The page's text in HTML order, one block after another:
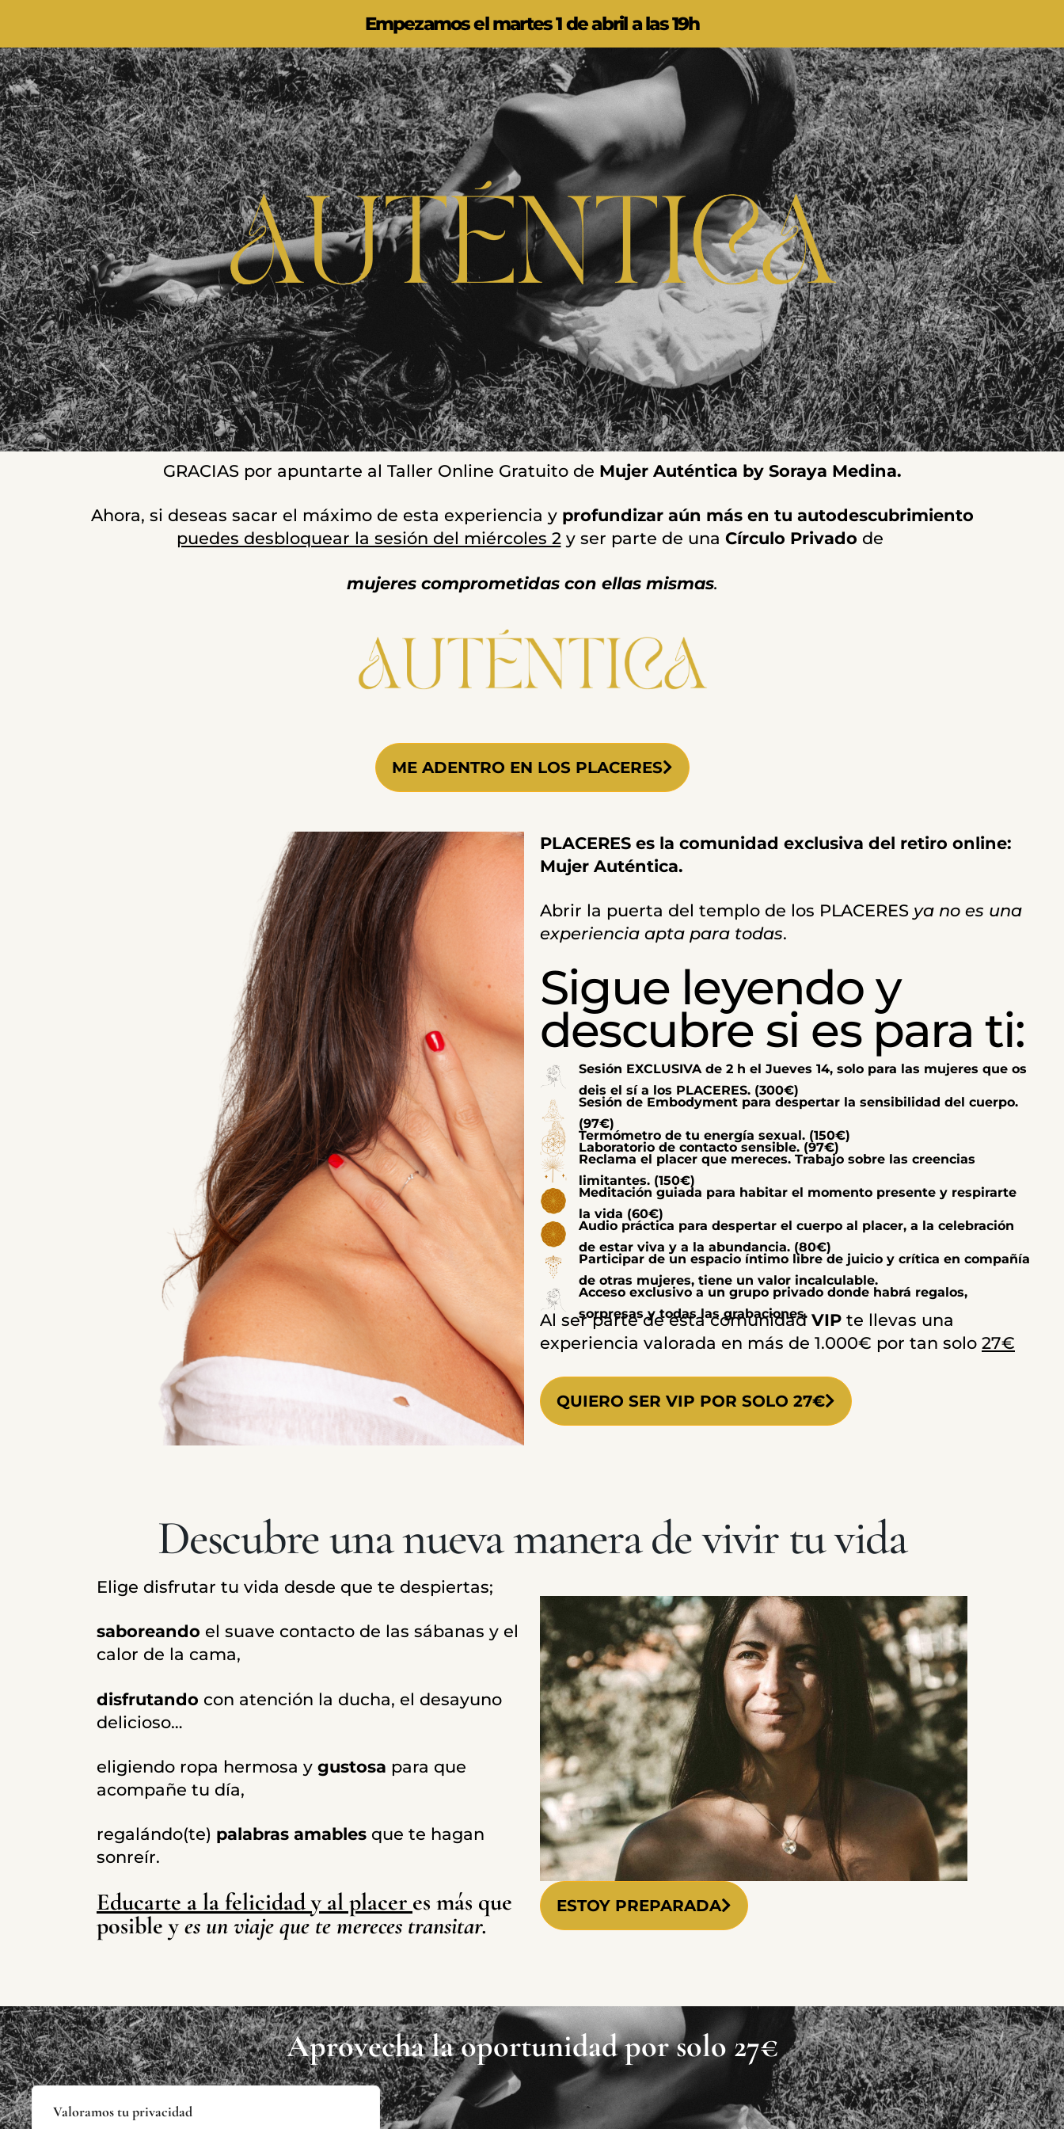
Valoramos tu privacidad
Empezamos el martes 1 de abril a las 19h
GRACIAS por apuntarte al Taller Online Gratuito de Mujer Auténtica by Soraya Medina.
Ahora, si deseas sacar el máximo de esta experiencia y profundizar aún más en tu autodescubrimiento
puedes desbloquear la sesión del miércoles 2y ser parte de una Círculo Privado de
mujeres comprometidas con ellas mismas.
ME ADENTRO EN LOS PLACERES
PLACERES es la comunidad exclusiva del retiro online:
Mujer Auténtica.
Abrir la puerta del templo de los PLACERES ya no es una
experiencia apta para todas.
Sigue leyendo y
descubre si es para ti:
Sesión EXCLUSIVA de 2 h el Jueves 14, solo para las mujeres que os
deis el sí a los PLACERES. (300€)
Sesión de Embodyment para despertar la sensibilidad del cuerpo.
(97€)
Termómetro de tu energía sexual. (150€)
Laboratorio de contacto sensible. (97€)
Reclama el placer que mereces. Trabajo sobre las creencias
limitantes. (150€)
Meditación guiada para habitar el momento presente y respirarte
la vida (60€)
Audio práctica para despertar el cuerpo al placer, a la celebración
de estar viva y a la abundancia. (80€)
Participar de un espacio íntimo libre de juicio y crítica en compañía
de otras mujeres, tiene un valor incalculable.
Acceso exclusivo a un grupo privado donde habrá regalos,
sorpresas y todas las grabaciones.
Al ser parte de esta comunidad VIP te llevas una
experiencia valorada en más de 1.000€ por tan solo 27€
QUIERO SER VIP POR SOLO 27€
Descubre una nueva manera de vivir tu vida
Elige disfrutar tu vida desde que te despiertas;
saboreando el suave contacto de las sábanas y el
calor de la cama,
disfrutando con atención la ducha, el desayuno
delicioso…
eligiendo ropa hermosa y gustosa para que
acompañe tu día,
regalándo(te) palabras amables que te hagan
sonreír.
Educarte a la felicidad y al placer es más que
posible yes un viaje que te mereces transitar.
ESTOY PREPARADA
Aprovecha la oportunidad por solo 27€